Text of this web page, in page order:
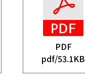
PDF
pdf/53.1KB